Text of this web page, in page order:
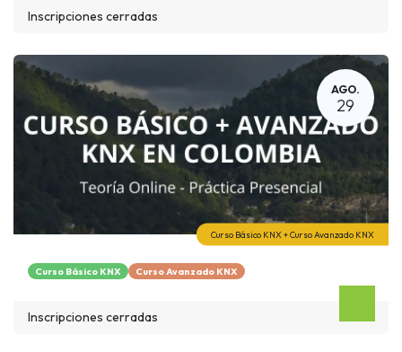
Inscripciones cerradas
AGO.
29
Curso Básico KNX + Curso Avanzado KNX
Curso Básico KNX Curso Avanzado KNX
Inscripciones cerradas